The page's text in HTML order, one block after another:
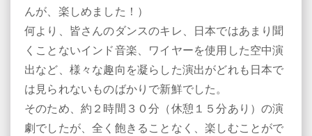
んが、楽しめました！）
何より、皆さんのダンスのキレ、日本ではあまり聞
くことないインド音楽、ワイヤーを使用した空中演
出など、様々な趣向を凝らした演出がどれも日本で
は見られないものばかりで新鮮でした。
そのため、約２時間３０分（休憩１５分あり）の演
劇でしたが、全く飽きることなく、楽しむことがで